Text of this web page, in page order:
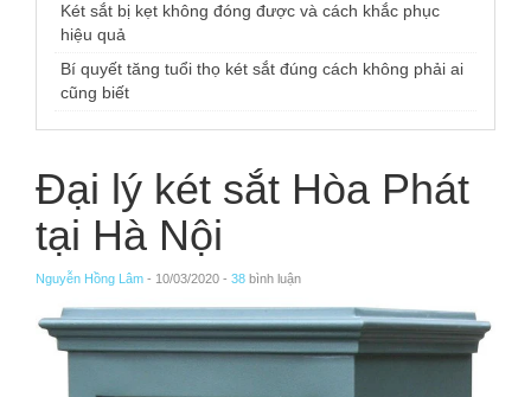
Két sắt bị kẹt không đóng được và cách khắc phục
hiệu quả
Bí quyết tăng tuổi thọ két sắt đúng cách không phải ai
cũng biết
Đại lý két sắt Hòa Phát
tại Hà Nội
Nguyễn Hồng Lâm - 10/03/2020 - 38 bình luận